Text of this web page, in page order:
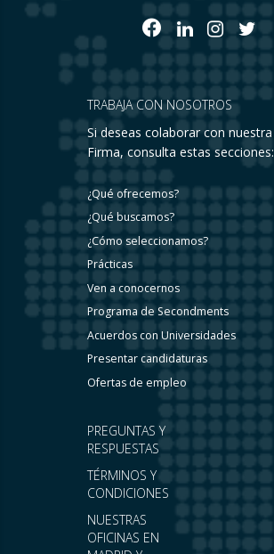
PREGUNTAS Y
RESPUESTAS
TÉRMINOS Y
CONDICIONES
NUESTRAS
OFICINAS EN
TRABAJA CON NOSOTROS
Si deseas colaborar con nuestra
Firma, consulta estas secciones:
¿Qué ofrecemos?
¿Qué buscamos?
¿Cómo seleccionamos?
Prácticas
Ven a conocernos
Programa de Secondments
Acuerdos con Universidades
Presentar candidaturas
Ofertas de empleo